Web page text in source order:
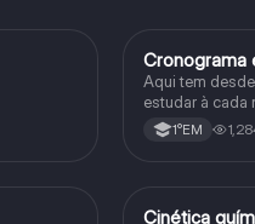
Português
Cronograma
Aqui tem
estudar à cada
1°EM
Química
Cinética